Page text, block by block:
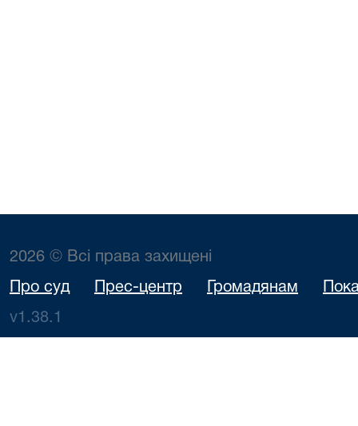
2026 © Всі права захищені
Про суд Прес-центр Громадянам
v1.38.1